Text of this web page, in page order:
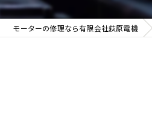
モーターの修理なら有限会社荻原電機